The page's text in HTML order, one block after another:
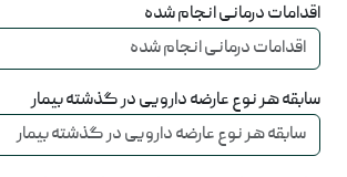
اقدامات درمانی انجام شده
سابقه هر نوع عارضه دارویی در گذشته بیمار